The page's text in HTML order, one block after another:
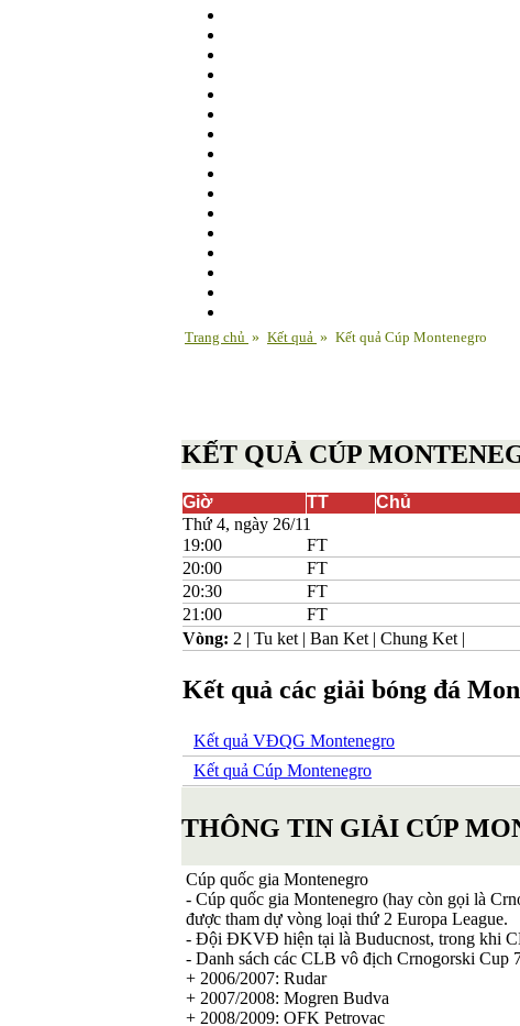
Trang chủ » Kết quả » Kết quả Cúp Montenegro
KẾT QUẢ CÚP
Giờ TT Chủ
Thứ 4, ngày 26/11
19:00
FT
20:00
FT
20:30
FT
21:00
FT
Vòng: 2 | Tu ket | Ban Ket | Chung Ket |
Kết quả các giải bóng đá
Kết quả VĐQG Montenegro
Kết quả Cúp Montenegro
THÔNG TIN GIẢI CÚP
Cúp quốc gia Montenegro
- Cúp quốc gia Montenegro (hay còn gọi là
được tham dự vòng loại thứ 2 Europa League.
- Đội ĐKVĐ hiện tại là Buducnost, trong khi
- Danh sách các CLB vô địch Crnogorski Cup
+ 2006/2007: Rudar
+ 2007/2008: Mogren Budva
+ 2008/2009: OFK Petrovac